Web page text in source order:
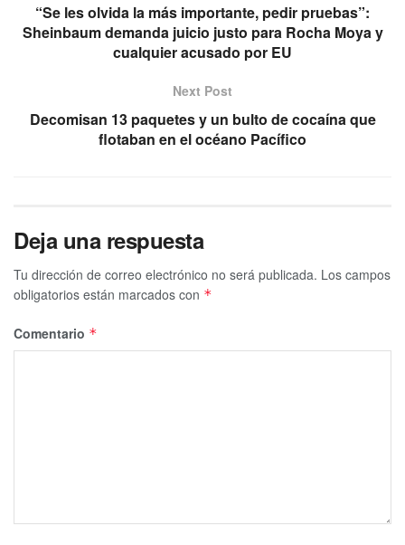
“Se les olvida la más importante, pedir pruebas”:
Sheinbaum demanda juicio justo para Rocha Moya y
cualquier acusado por EU
Next Post
Decomisan 13 paquetes y un bulto de cocaína que
flotaban en el océano Pacífico
Deja una respuesta
Tu dirección de correo electrónico no será publicada. Los campos
obligatorios están marcados con *
Comentario *